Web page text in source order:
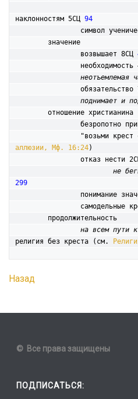
наклонностям 5СЦ 94
символ
		возвышает 8СЦ
необходимость
неотъемлемая
обязательство
поднимает и
безропотно
"возьми
аллюзии, Мф. 16:24)
отказ нести
не
299
понимание
самодельные
на всем пути
религия без креста (см.
Назад
© Все права защищены
ПОДПИСАТЬСЯ: